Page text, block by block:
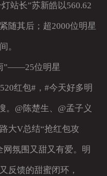
站长”苏新皓以560.62
随其后；超2000位明星
。
”——25位明星
红包#，#今天好多明
。@陈楚生、@孟子义
大V总结“抢红包攻
氛围又甜又有爱。明
反馈的甜蜜闭环，